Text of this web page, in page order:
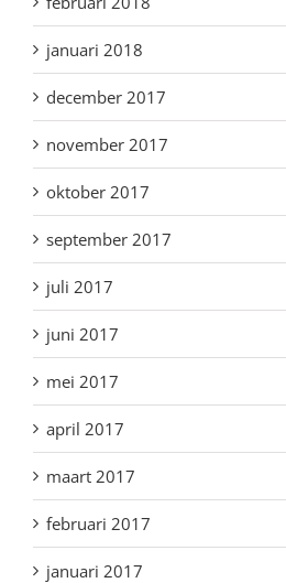
januari 2018
december 2017
november 2017
oktober 2017
september 2017
juli 2017
juni 2017
mei 2017
april 2017
maart 2017
februari 2017
januari 2017